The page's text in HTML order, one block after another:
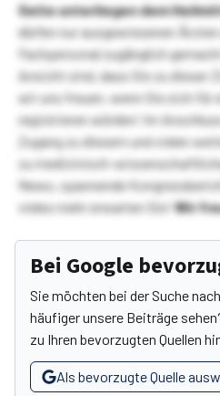
Seite unterliegen dem
dürfen nur ausgewiesenen
Fachpersonal zugänglich
Ansicht sind, dass Sie zu dieser
wir uns freuen, wenn Sie sich
registrieren würden! Im
Zugang zu diesem und vielen
zu medizinisch-
News, spannende
vieles mehr erwarten Sie!Wir
Bei Google
Sie möchten bei der Suche
häufiger unsere Beiträge
zu Ihren bevorzugten Quellen
Als bevorzugte Quelle